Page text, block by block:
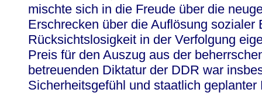
mischte sich in die Freude über die
Erschrecken über die Auflösung sozialer
Rücksichtslosigkeit in der Verfolgung
Preis für den Auszug aus der
betreuenden Diktatur der DDR war
Sicherheitsgefühl und staatlich geplanter